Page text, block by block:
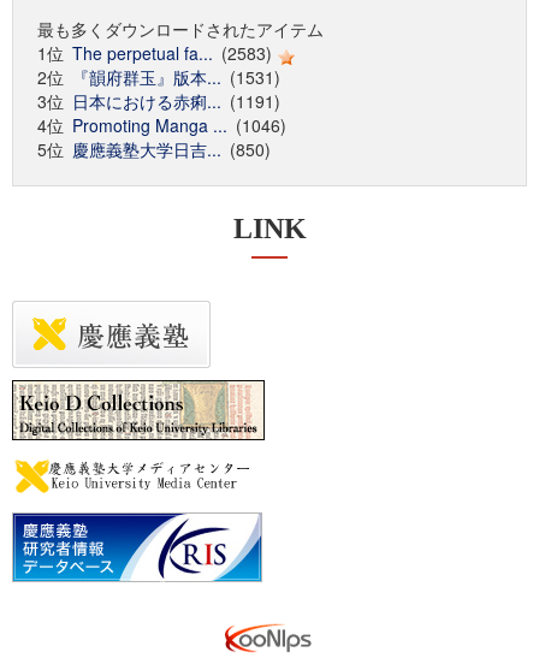
最も多くダウンロードされたアイテム
1位 The perpetual fa... (2583)
2位
『韻府群玉』版本... (1531)
3位 日本における赤痢... (1191)
4位 Promoting Manga ... (1046)
5位 慶應義塾大学日吉... (850)
LINK